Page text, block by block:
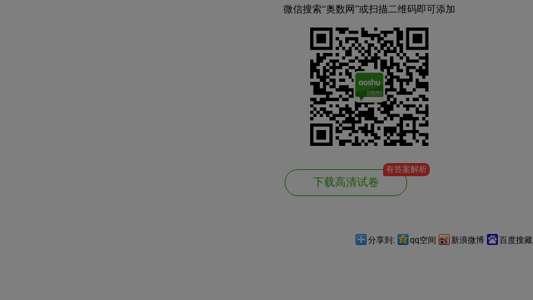
微信搜索“奥数网”或扫描二维码即可添加
下载高清试卷
有答案解析
分享到: qq空间 新浪微博 百度搜藏